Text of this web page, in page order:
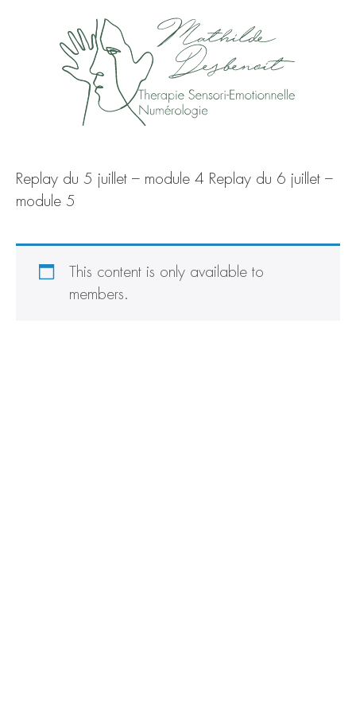
Replay du 5 juillet – module 4 Replay du 6 juillet –
module 5
This content is only available to
members.